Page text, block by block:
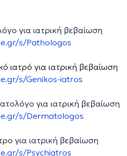
για ιατρική βεβαίωση
s/Pathologos
ιατρό για ιατρική βεβαίωση
s/Genikos-iatros
για ιατρική βεβαίωση
s/Dermatologos
για ιατρική βεβαίωση
s/Psychiatros